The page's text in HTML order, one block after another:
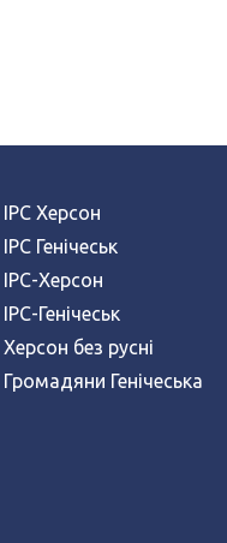
ІРС Херсон
ІРС Генічеськ
ІРС-Херсон
ІРС-Генічеськ
Херсон без русні
Громадяни Генічеська